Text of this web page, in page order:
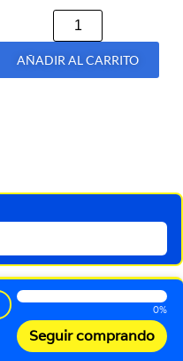
AÑADIR AL CARRITO
0%
Seguir comprando